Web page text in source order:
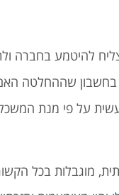
להיטמע בחברה
שההחלטה
מוגבלות בכל